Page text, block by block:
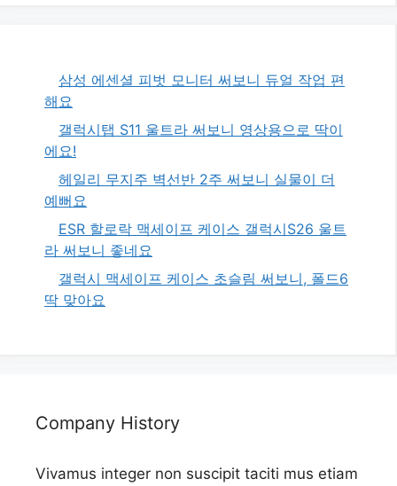
삼성 에센셜 피벗 모니터 써보니 듀얼 작업 편
해요
갤럭시탭 S11 울트라 써보니 영상용으로 딱이
에요!
헤일리 무지주 벽선반 2주 써보니 실물이 더
예뻐요
ESR 할로락 맥세이프 케이스 갤럭시S26 울트
라 써보니 좋네요
갤럭시 맥세이프 케이스 초슬림 써보니, 폴드6
딱 맞아요
Company History
Vivamus integer non suscipit taciti mus etiam